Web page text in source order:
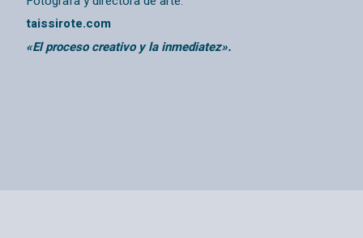
taissirote.com
«El proceso creativo y la inmediatez».